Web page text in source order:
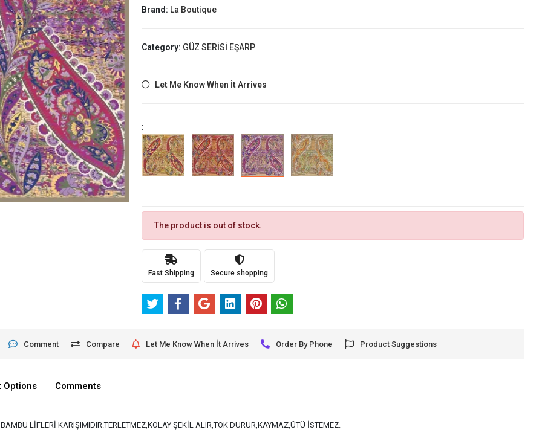
Brand: La Boutique
Category: GÜZ SERİSİ EŞARP
Let Me Know When İt Arrives
:
The product is out of stock.
Fast Shipping Secure shopping
Comment Compare Let Me Know When İt Arrives Order By Phone Product Suggestions
Options Comments
LİFLERİ KARIŞIMIDIR.TERLETMEZ,KOLAY ŞEKİL ALIR,TOK DURUR,KAYMAZ,ÜTÜ İSTEMEZ.